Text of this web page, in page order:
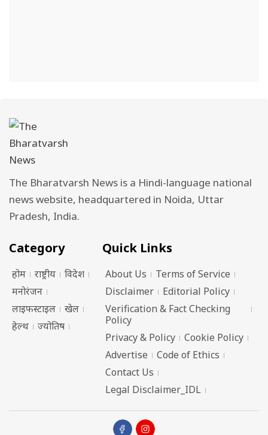
The Bharatvarsh News is a Hindi-language national
news website, headquartered in Noida, Uttar
Pradesh, India.
Category
होम राष्ट्रीय
विदेश
मनोरंजन
लाइफस्टाइल
खेल
हेल्थ
ज्योतिष
Quick Links
About Us
Terms of Service
Disclaimer
Editorial Policy
Verification & Fact Checking
Policy
Privacy & Policy
Cookie Policy
Advertise
Code of Ethics
Contact Us
Legal Disclaimer_IDL